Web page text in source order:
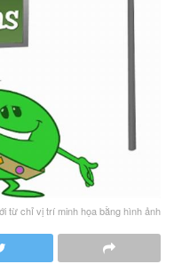
từ chỉ vị trí minh họa bằng hình ảnh